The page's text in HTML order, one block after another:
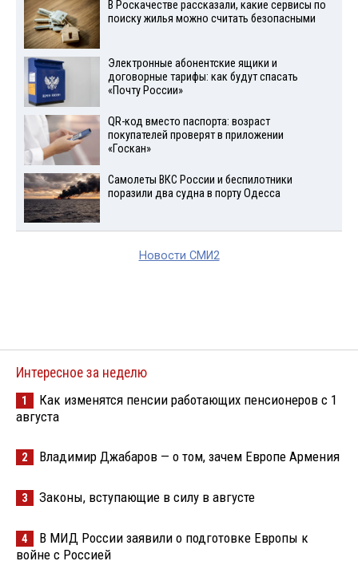
В Роскачестве рассказали, какие сервисы по
поиску жилья можно считать безопасными
Электронные абонентские ящики и
договорные тарифы: как будут спасать
«Почту России»
QR-код вместо паспорта: возраст
покупателей проверят в приложении
«Госкан»
Самолеты ВКС России и беспилотники
поразили два судна в порту Одесса
Новости СМИ2
Интересное за неделю
1
Как изменятся пенсии работающих пенсионеров с 1
августа
2 Владимир Джабаров — о том, зачем Европе Армения
3 Законы, вступающие в силу в августе
4
В МИД России заявили о подготовке Европы к
войне с Россией